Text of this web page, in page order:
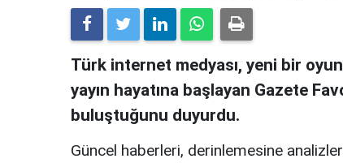
Türk internet medyası, yeni bir
yayın hayatına başlayan Gazete
buluştuğunu duyurdu.
Güncel haberleri, derinlemesine analizleri